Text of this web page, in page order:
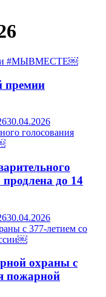
#МЫВМЕСТЕ￼
премии
30.04.2026
голосования
до 14
30.04.2026
с 377-летием со
охраны с
пожарной